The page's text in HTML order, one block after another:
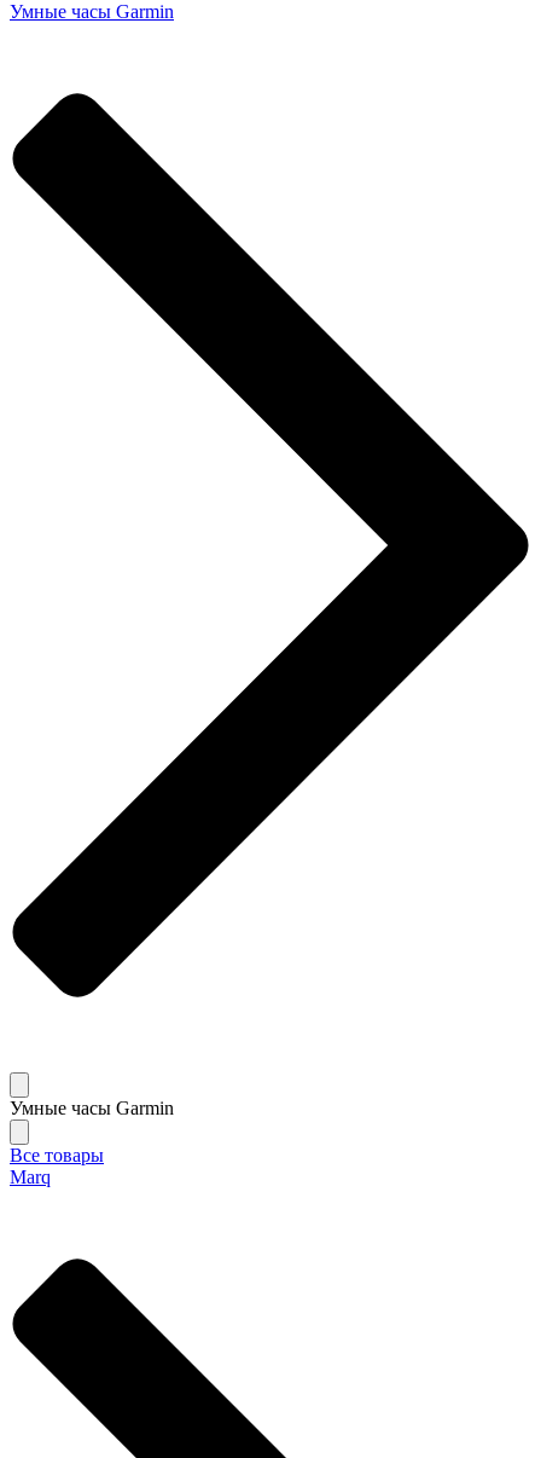
Умные часы Garmin
Умные часы Garmin
Все товары
Marq